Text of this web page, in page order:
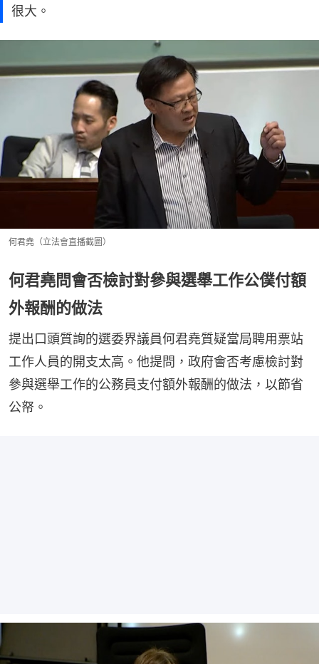
很大。
何君堯（立法會直播截圖）
何君堯問會否檢討對參與選舉工作公僕付額
外報酬的做法
提出口頭質詢的選委界議員何君堯質疑當局聘用票站
工作人員的開支太高。他提問，政府會否考慮檢討對
參與選舉工作的公務員支付額外報酬的做法，以節省
公帑。